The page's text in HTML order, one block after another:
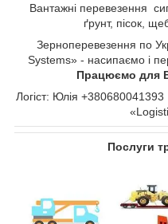
Вантажні перевезення
ґрунт, пісок,
Зерноперевезення по
Systems» - насипаємо і
Працюємо для
Логіст: Юлія
Послуги